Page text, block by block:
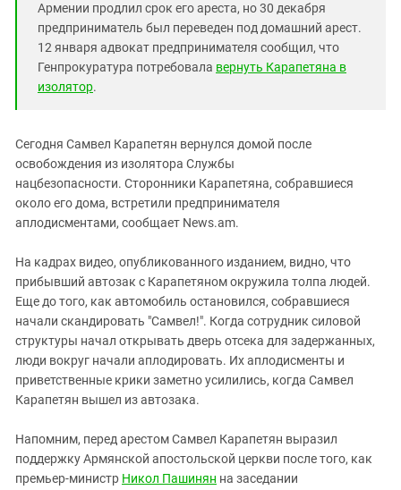
Армении продлил срок его ареста, но 30 декабря
предприниматель был переведен под домашний арест.
12 января адвокат предпринимателя сообщил, что
Генпрокуратура потребовала вернуть Карапетяна в
изолятор.
Сегодня Самвел Карапетян вернулся домой после
освобождения из изолятора Службы
нацбезопасности. Сторонники Карапетяна, собравшиеся
около его дома, встретили предпринимателя
аплодисментами, сообщает News.am.
На кадрах видео, опубликованного изданием, видно, что
прибывший автозак с Карапетяном окружила толпа людей.
Еще до того, как автомобиль остановился, собравшиеся
начали скандировать "Самвел!". Когда сотрудник силовой
структуры начал открывать дверь отсека для задержанных,
люди вокруг начали аплодировать. Их аплодисменты и
приветственные крики заметно усилились, когда Самвел
Карапетян вышел из автозака.
Напомним, перед арестом Самвел Карапетян выразил
поддержку Армянской апостольской церкви после того, как
премьер-министр Никол Пашинян на заседании